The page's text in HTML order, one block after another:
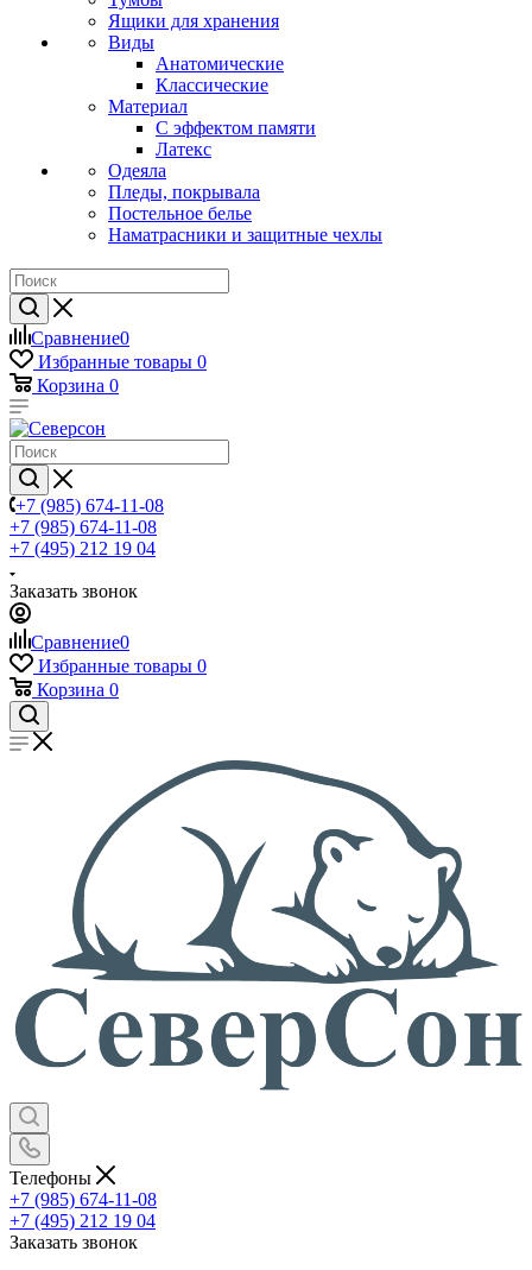
Ящики для хранения
Виды
Анатомические
Классические
Материал
С эффектом памяти
Латекс
Одеяла
Пледы, покрывала
Постельное белье
Наматрасники и защитные чехлы
Сравнение0
Избранные товары 0
Корзина 0
+7 (985) 674-11-08
+7 (985) 674-11-08
+7 (495) 212 19 04
Заказать звонок
Сравнение0
Избранные товары 0
Корзина 0
Телефоны
+7 (985) 674-11-08
+7 (495) 212 19 04
Заказать звонок